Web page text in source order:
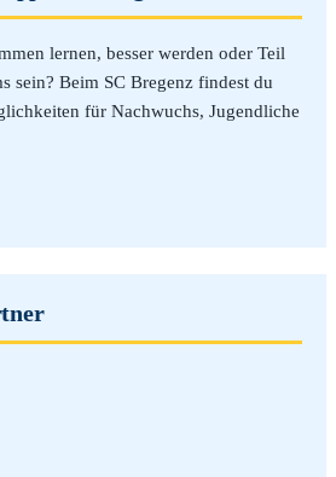
lernen, besser werden oder Teil
sein? Beim SC Bregenz findest du
für Nachwuchs, Jugendliche